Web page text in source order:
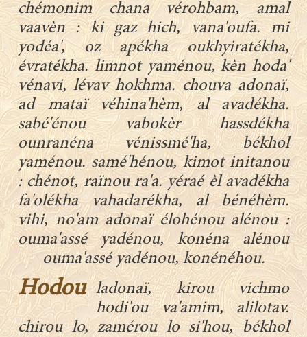
chémonim chana vérohbam, amal
vaavèn : ki gaz hich, vana'oufa. mi
yodéa', oz apékha oukhyiratékha,
évratékha. limnot yaménou, kèn hoda'
vénavi, lévav hokhma. chouva adonaï,
ad mataï véhina'hèm, al avadékha.
sabé'énou vabokèr hassdékha
ounranéna vénissmé'ha, békhol
yaménou. samé'hénou, kimot initanou
: chénot, raïnou ra'a. yéraé èl avadékha
fa'olékha vahadarékha, al bénéhèm.
vihi, no'am adonaï élohénou alénou :
ouma'assé yadénou, konéna alénou
ouma'assé yadénou, konénéhou.
Hodouladonaï, kirou vichmo
hodi'ou va'amim, alilotav.
chirou lo, zamérou lo si'hou, békhol